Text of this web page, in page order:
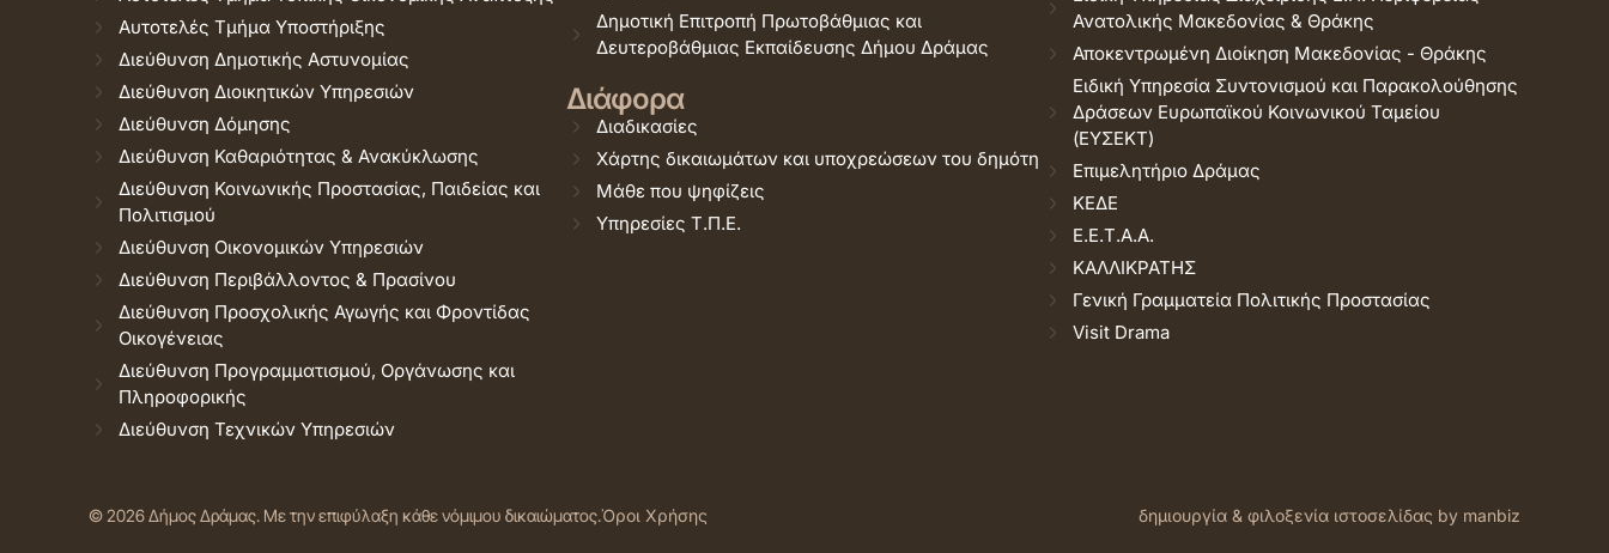
Αυτοτελές Τμήμα Υποστήριξης
Διεύθυνση Δημοτικής Αστυνομίας
Διεύθυνση Διοικητικών Υπηρεσιών
Διεύθυνση Δόμησης
Διεύθυνση Καθαριότητας & Ανακύκλωσης
Διεύθυνση Κοινωνικής Προστασίας, Παιδείας και
Πολιτισμού
Διεύθυνση Οικονομικών Υπηρεσιών
Διεύθυνση Περιβάλλοντος & Πρασίνου
Διεύθυνση Προσχολικής Αγωγής και Φροντίδας
Οικογένειας
Διεύθυνση Προγραμματισμού, Οργάνωσης και
Πληροφορικής
Διεύθυνση Τεχνικών Υπηρεσιών
Δημοτική Επιτροπή Πρωτοβάθμιας και
Δευτεροβάθμιας Εκπαίδευσης Δήμου Δράμας
Διάφορα
Διαδικασίες
Χάρτης δικαιωμάτων και υποχρεώσεων του δημότη
Μάθε που ψηφίζεις
Υπηρεσίες Τ.Π.Ε.
Ανατολικής Μακεδονίας & Θράκης
Αποκεντρωμένη Διοίκηση Μακεδονίας - Θράκης
Ειδική Υπηρεσία Συντονισμού και Παρακολούθησης
Δράσεων Ευρωπαϊκού Κοινωνικού Ταμείου
(ΕΥΣΕΚΤ)
Επιμελητήριο Δράμας
ΚΕΔΕ
Ε.Ε.Τ.Α.Α.
ΚΑΛΛΙΚΡΑΤΗΣ
Γενική Γραμματεία Πολιτικής Προστασίας
Visit Drama
© 2026 Δήμος Δράμας. Με την επιφύλαξη κάθε νόμιμου δικαιώματος.Όροι Χρήσης δημιουργία & φιλοξενία ιστοσελίδας by manbiz